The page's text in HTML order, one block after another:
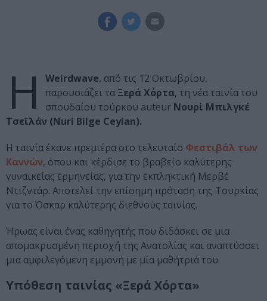
Η Weirdwave, από τις 12 Οκτωβρίου,
παρουσιάζει τα Ξερά Χόρτα, τη νέα ταινία του
σπουδαίου τούρκου auteur Νουρί Μπιλγκέ
Τσεϊλάν (Nuri Bilge Ceylan).
Η ταινία έκανε πρεμιέρα στο τελευταίο Φεστιβάλ των
Καννών, όπου και κέρδισε το βραβείο καλύτερης
γυναικείας ερμηνείας, για την εκπληκτική Μερβέ
Ντιζντάρ. Αποτελεί την επίσημη πρόταση της Τουρκίας
για το Όσκαρ καλύτερης διεθνούς ταινίας.
Ήρωας είναι ένας καθηγητής που διδάσκει σε μια
απομακρυσμένη περιοχή της Ανατολίας και αναπτύσσει
μια αμφιλεγόμενη εμμονή με μία μαθήτριά του.
Υπόθεση ταινίας «Ξερά Χόρτα»